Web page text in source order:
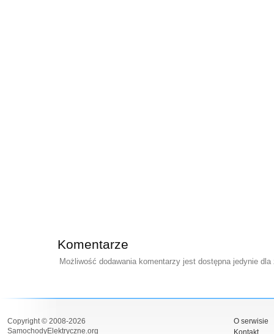
Komentarze
Możliwość dodawania komentarzy jest dostępna jedynie
Copyright © 2008-2026
SamochodyElektryczne.org
O serwisie
Kontakt